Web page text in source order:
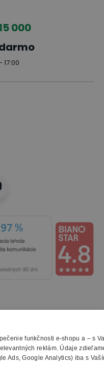
000
funkčnosti e-shopu a – s
reklám. Údaje
Ads, Google Analytics) iba s